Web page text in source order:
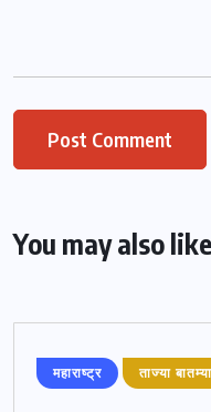
You may also like
महाराष्ट्र ताज्या बातम्या